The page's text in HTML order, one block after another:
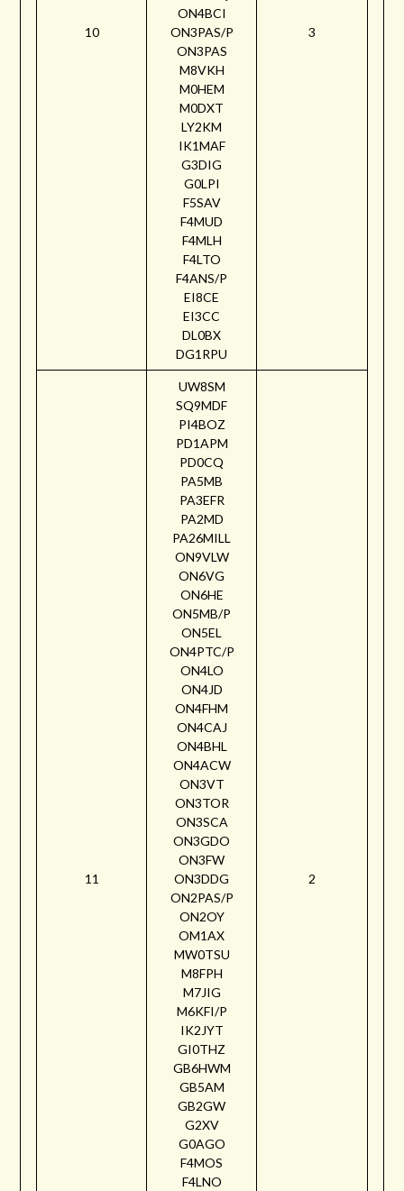
10
ON4BCI
ON3PAS/P
ON3PAS
M8VKH
M0HEM
M0DXT
LY2KM
IK1MAF
G3DIG
G0LPI
F5SAV
F4MUD
F4MLH
F4LTO
F4ANS/P
EI8CE
EI3CC
DL0BX
DG1RPU
3
11
UW8SM
SQ9MDF
PI4BOZ
PD1APM
PD0CQ
PA5MB
PA3EFR
PA2MD
PA26MILL
ON9VLW
ON6VG
ON6HE
ON5MB/P
ON5EL
ON4PTC/P
ON4LO
ON4JD
ON4FHM
ON4CAJ
ON4BHL
ON4ACW
ON3VT
ON3TOR
ON3SCA
ON3GDO
ON3FW
ON3DDG
ON2PAS/P
ON2OY
OM1AX
MW0TSU
M8FPH
M7JIG
M6KFI/P
IK2JYT
GI0THZ
GB6HWM
GB5AM
GB2GW
G2XV
G0AGO
F4MOS
F4LNO
2